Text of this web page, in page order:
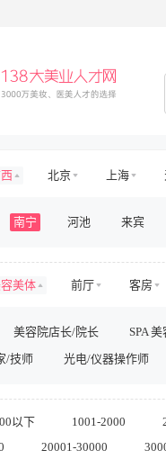
北京 上海
西藏 内蒙古 香港
南宁 河池 来宾
美体 前厅 客房
房地产规划与设计
行政 财务/审计/税务
美容院店长/院长 SPA
/技师
光电/仪器操作师
以下 1001-2000
20001-30000